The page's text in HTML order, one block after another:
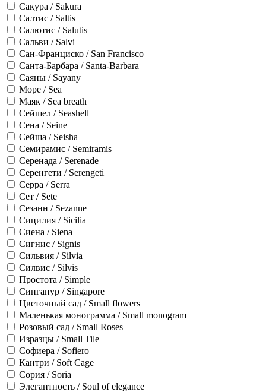
Сакура / Sakura
Салтис / Saltis
Салютис / Salutis
Сальви / Salvi
Сан-Франциско / San Francisco
Санта-Барбара / Santa-Barbara
Саяны / Sayany
Море / Sea
Маяк / Sea breath
Сейшел / Seashell
Сена / Seine
Сейша / Seisha
Семирамис / Semiramis
Серенада / Serenade
Серенгети / Serengeti
Серра / Serra
Сет / Sete
Сезанн / Sezanne
Сицилия / Sicilia
Сиена / Siena
Сигнис / Signis
Сильвия / Silvia
Силвис / Silvis
Простота / Simple
Сингапур / Singapore
Цветочный сад / Small flowers
Маленькая монограмма / Small monogram
Розовый сад / Small Roses
Изразцы / Small Tile
Софиера / Sofiero
Кантри / Soft Cage
Сория / Soria
Элегантность / Soul of elegance